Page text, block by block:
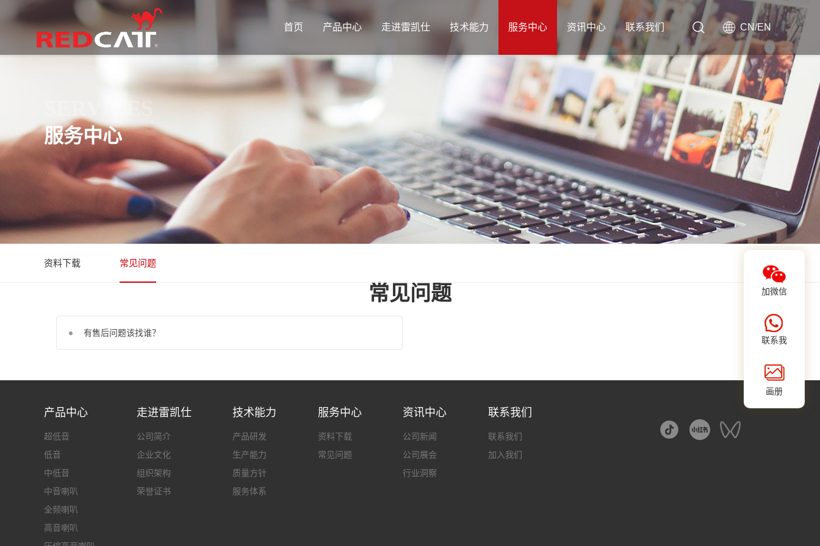
CN/EN
首页 产品中心 走进雷凯仕 技术能力 服务中心 资讯中心 联系我们
SERVICES
服务中心
资料下载 常见问题
常见问题
有售后问题该找谁？
加微信
联系我
画册
产品中心
超低音
低音
中低音
中音喇叭‌
全频喇叭‌
高音喇叭‌
走进雷凯仕
公司简介
企业文化
组织架构
荣誉证书
技术能力
产品研发
生产能力
质量方针
服务体系
服务中心
资料下载
常见问题
资讯中心
公司新闻
公司展会
行业洞察
联系我们
联系我们
加入我们